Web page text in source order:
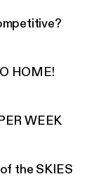
HOME!
WEEK
the SKIES